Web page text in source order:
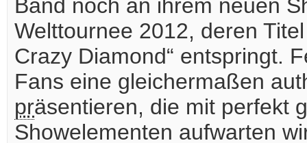
Band noch an ihrem neuen
Welttournee 2012, deren
Crazy Diamond“ entspringt.
Fans eine gleichermaßen
präsentieren, die mit perfekt
Showelementen aufwarten